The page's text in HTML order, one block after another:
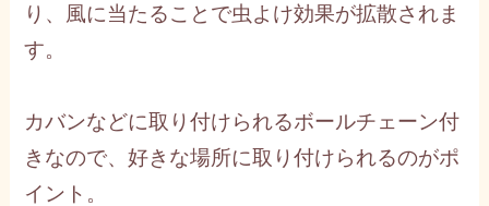
り、風に当たることで虫よけ効果が拡散されま
す。
カバンなどに取り付けられるボールチェーン付
きなので、好きな場所に取り付けられるのがポ
イント。